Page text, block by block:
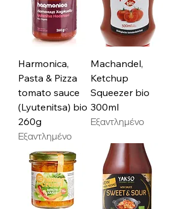
Harmonica,
Pasta & Pizza
tomato sauce
(Lyutenitsa) bio
260g
Εξαντλημένο
Machandel,
Ketchup
Squeezer bio
300ml
Εξαντλημένο